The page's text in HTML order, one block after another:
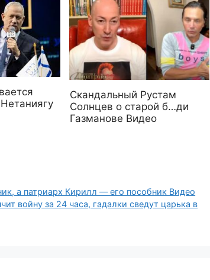
Скандальный Рустам
Солнцев о старой б…ди
Газманове Видео
а патриарх Кирилл — его пособник Видео
войну за 24 часа, гадалки сведут царька в